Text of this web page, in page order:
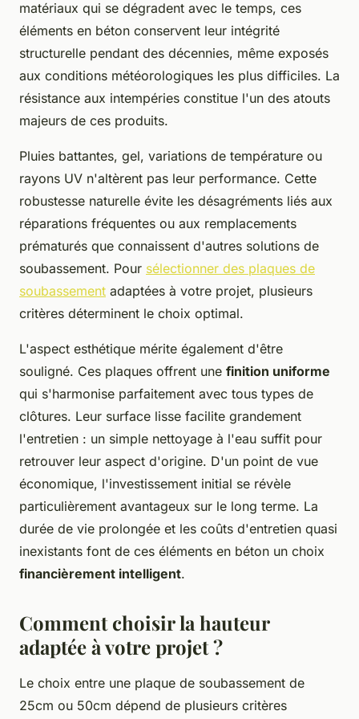
matériaux qui se dégradent avec le temps, ces
éléments en béton conservent leur intégrité
structurelle pendant des décennies, même exposés
aux conditions météorologiques les plus difficiles. La
résistance aux intempéries constitue l'un des atouts
majeurs de ces produits.
Pluies battantes, gel, variations de température ou
rayons UV n'altèrent pas leur performance. Cette
robustesse naturelle évite les désagréments liés aux
réparations fréquentes ou aux remplacements
prématurés que connaissent d'autres solutions de
soubassement. Pour sélectionner des plaques de
soubassement adaptées à votre projet, plusieurs
critères déterminent le choix optimal.
L'aspect esthétique mérite également d'être
souligné. Ces plaques offrent une finition uniforme
qui s'harmonise parfaitement avec tous types de
clôtures. Leur surface lisse facilite grandement
l'entretien : un simple nettoyage à l'eau suffit pour
retrouver leur aspect d'origine. D'un point de vue
économique, l'investissement initial se révèle
particulièrement avantageux sur le long terme. La
durée de vie prolongée et les coûts d'entretien quasi
inexistants font de ces éléments en béton un choix
financièrement intelligent.
Comment choisir la hauteur
adaptée à votre projet ?
Le choix entre une plaque de soubassement de
25cm ou 50cm dépend de plusieurs critères